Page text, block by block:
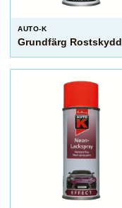
AUTO-K
Grundfärg Rostskydd